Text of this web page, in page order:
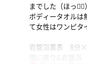
渋滞回避のお休
完成されました。
日曜日の朝一に入
がほぼ埋まる瞬
座ってサウナの人
までした（ほっ😮‍💨
ボディータオルは
て女性はワンピタ
岩盤浴裏表 8分
間に座り&岩盤